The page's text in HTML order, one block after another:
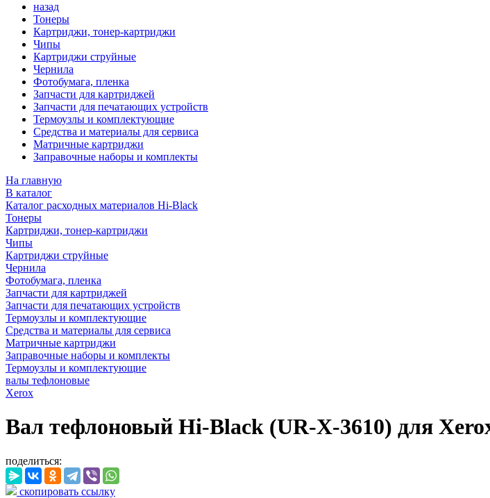
назад
Тонеры
Картриджи, тонер-картриджи
Чипы
Картриджи струйные
Чернила
Фотобумага, пленка
Запчасти для картриджей
Запчасти для печатающих устройств
Термоузлы и комплектующие
Средства и материалы для сервиса
Матричные картриджи
Заправочные наборы и комплекты
На главную
В каталог
Каталог расходных материалов Hi-Black
Тонеры
Картриджи, тонер-картриджи
Чипы
Картриджи струйные
Чернила
Фотобумага, пленка
Запчасти для картриджей
Запчасти для печатающих устройств
Термоузлы и комплектующие
Средства и материалы для сервиса
Матричные картриджи
Заправочные наборы и комплекты
Термоузлы и комплектующие
валы тефлоновые
Xerox
Вал тефлоновый Hi-Black (UR-X-3610) для
поделиться:
скопировать ссылку